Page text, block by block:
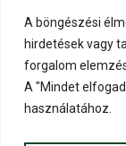
A böngészési
hirdetések vagy
forgalom
A "Mindet
használatához.